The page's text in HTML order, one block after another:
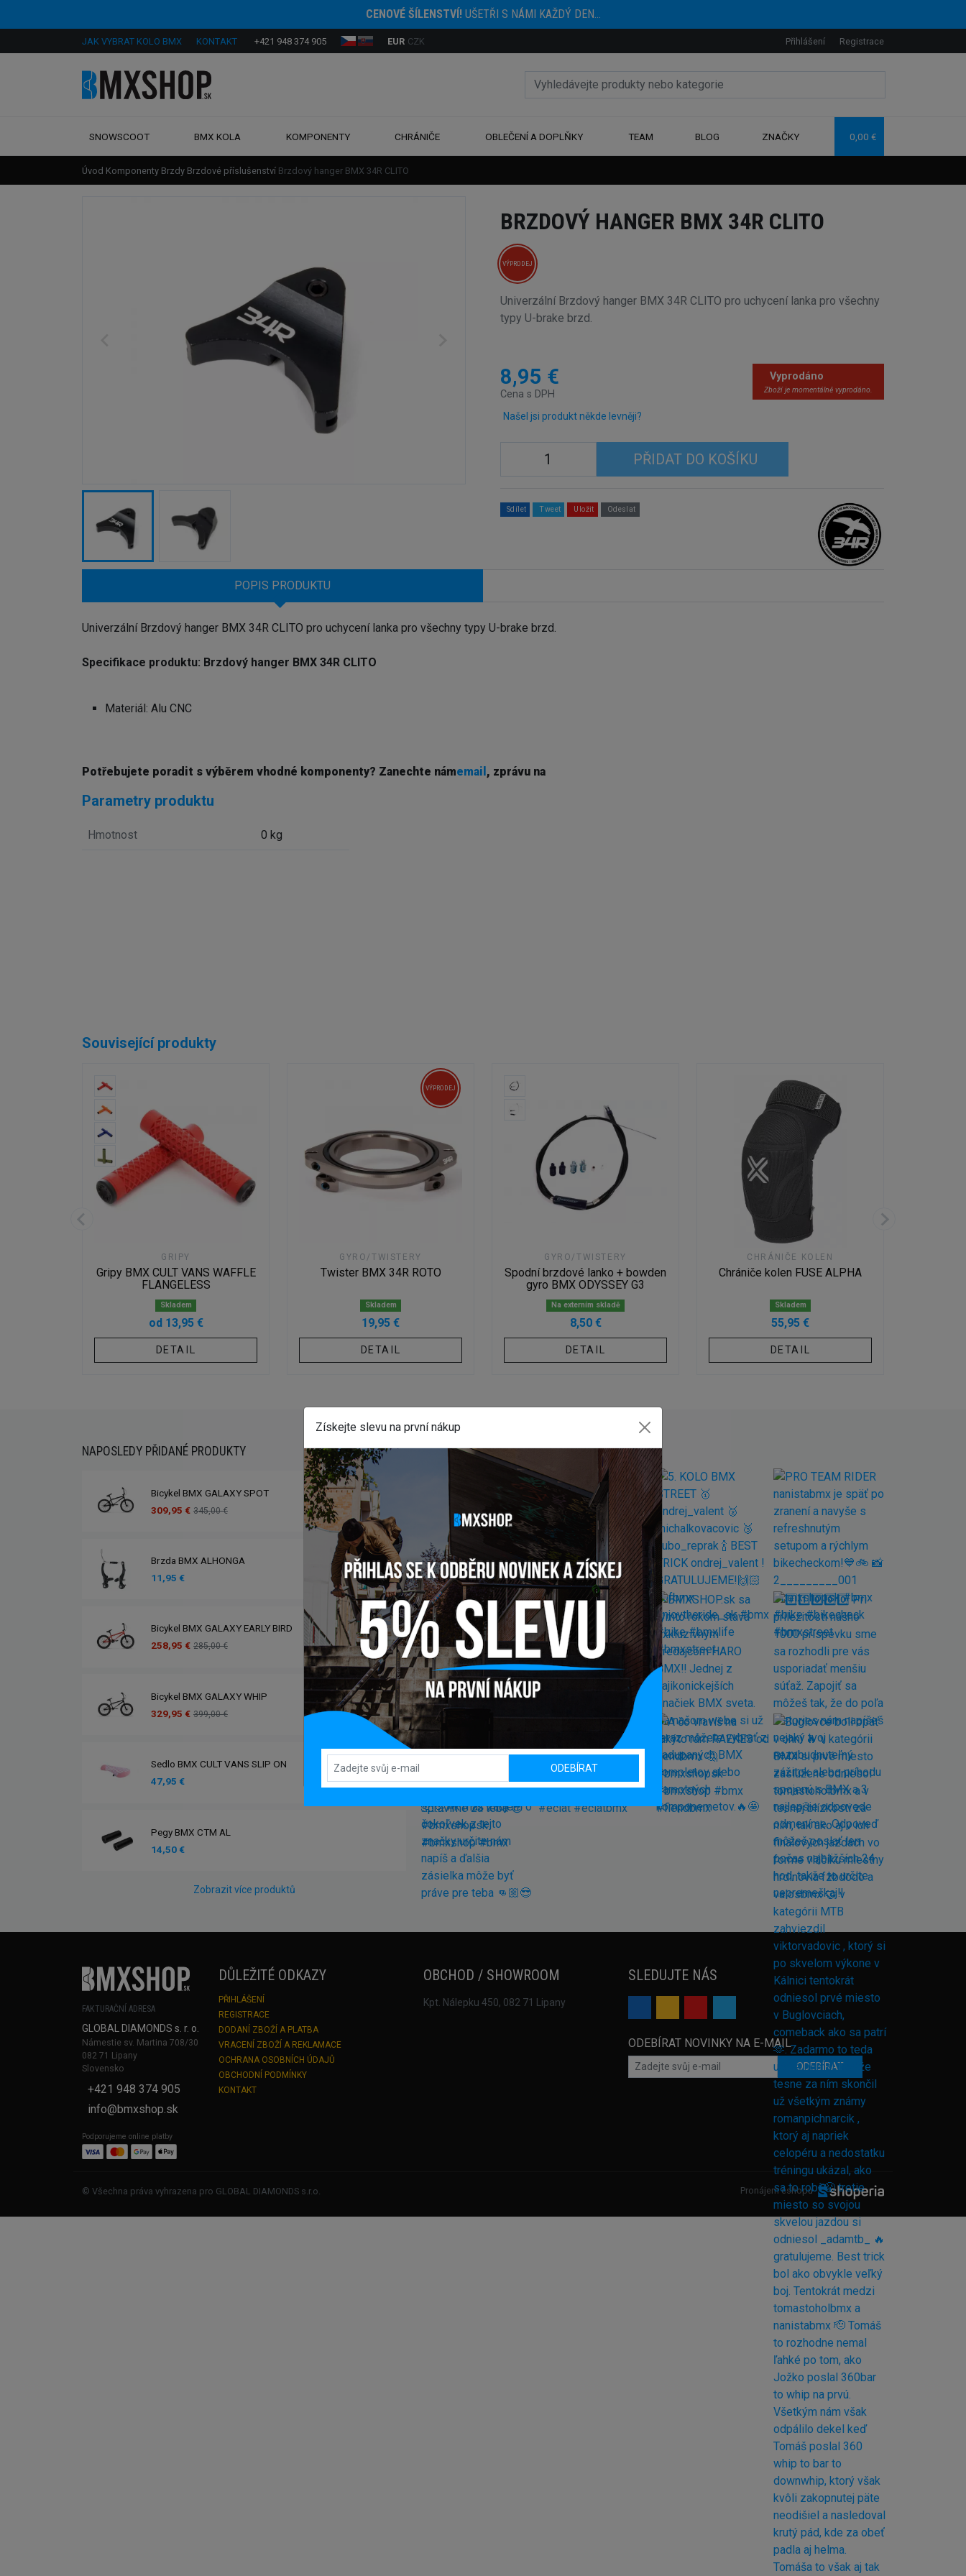
CENOVÉ ŠÍLENSTVÍ!UŠETŘI S NÁMI KAŽDÝ DEN...
JAK VYBRAT KOLO BMX KONTAKT +421 948 374 905 EUR CZK Přihlášení Registrace
SNOWSCOOT BMX KOLA KOMPONENTY CHRÁNIČE OBLEČENÍ A DOPLŇKY TEAM BLOG ZNAČKY 0,00 €
Úvod Komponenty Brzdy Brzdové příslušenství Brzdový hanger BMX 34R CLITO
BRZDOVÝ HANGER BMX 34R CLITO
VÝPRODEJ
Univerzální Brzdový hanger BMX 34R CLITO pro uchycení lanka pro všechny
typy U-brake brzd.
8,95 €
Cena s DPH
Vyprodáno
Zboží je momentálně vyprodáno.
Našel jsi produkt někde levněji?
PŘIDAT DO KOŠÍKU
Sdílet Tweet Uložit Odeslat
POPIS PRODUKTU
Univerzální Brzdový hanger BMX 34R CLITO pro uchycení lanka pro všechny typy U-brake brzd.
Specifikace produktu: Brzdový hanger BMX 34R CLITO
Materiál: Alu CNC
Potřebujete poradit s výběrem vhodné komponenty? Zanechte námemail , zprávu na
Parametry produktu
Hmotnost 0 kg
Související produkty
GRIPY
Gripy BMX CULT VANS WAFFLE
FLANGELESS
Skladem
od 13,95 €
DETAIL
VÝPRODEJ
GYRO/TWISTERY
Twister BMX 34R ROTO
Skladem
19,95 €
DETAIL
GYRO/TWISTERY
Spodní brzdové lanko + bowden
gyro BMX ODYSSEY G3
Na externím skladě
8,50 €
DETAIL
CHRÁNIČE KOLEN
Chrániče kolen FUSE ALPHA
Skladem
55,95 €
DETAIL
NAPOSLEDY PŘIDANÉ PRODUKTY
Bicykel BMX GALAXY SPOT
309,95 € 345,00 €
Brzda BMX ALHONGA
11,95 €
Bicykel BMX GALAXY EARLY BIRD
258,95 € 285,00 €
Bicykel BMX GALAXY WHIP
329,95 € 399,00 €
Sedlo BMX CULT VANS SLIP ON
47,95 €
Pegy BMX CTM AL
14,50 €
Zobrazit více produktů
INSTAGRAM#BMXSHOPSK
FAKTURAČNÍ ADRESA
GLOBAL DIAMONDS s. r. o.
Námestie sv. Martina 708/30
082 71 Lipany
Slovensko
+421 948 374 905
info@bmxshop.sk
Podporujeme online platby
DŮLEŽITÉ ODKAZY
PŘIHLÁŠENÍ
REGISTRACE
DODANÍ ZBOŽÍ A PLATBA
VRACENÍ ZBOŽÍ A REKLAMACE
OCHRANA OSOBNÍCH ÚDAJŮ
OBCHODNÍ PODMÍNKY
KONTAKT
OBCHOD / SHOWROOM
Kpt. Nálepku 450, 082 71 Lipany
SLEDUJTE NÁS
ODEBÍRAT NOVINKY NA E-MAIL
ODEBÍRAT
© Všechna práva vyhrazena pro GLOBAL DIAMONDS s.r.o. Pronájem eshopu
Získejte slevu na první nákup
ODEBÍRAT